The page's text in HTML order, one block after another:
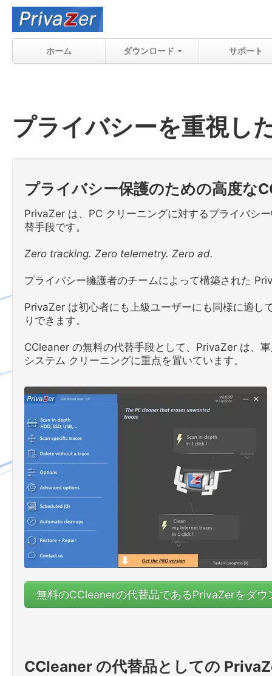
ホーム ダウンロード サポート
プライバシーを重視し
プライバシー保護のための高度な
PrivaZer は、PC クリーニングに対するプライバシ
替手段です。
Zero tracking. Zero telemetry. Zero ad.
プライバシー擁護者のチームによって構築された
PrivaZer は初心者にも上級ユーザーにも同様に適し
りできます。
CCleaner の無料の代替手段として、PrivaZer は、
システム クリーニングに重点を置いています。
無料のCCleanerの代替品であるPrivaZerをダウ
CCleaner の代替品としての